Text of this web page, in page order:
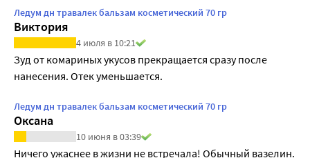
Ледум дн травалек бальзам косметический 70 гр
Виктория
4 июля в 10:21
Зуд от комариных укусов прекращается сразу после
нанесения. Отек уменьшается.
Ледум дн травалек бальзам косметический 70 гр
Оксана
10 июня в 03:39
Ничего ужаснее в жизни не встречала! Обычный вазелин.